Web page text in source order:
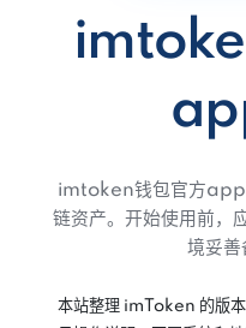
imtoken钱包官方app
链资产。开始使用前，
境妥善
本站整理 imToken 的版